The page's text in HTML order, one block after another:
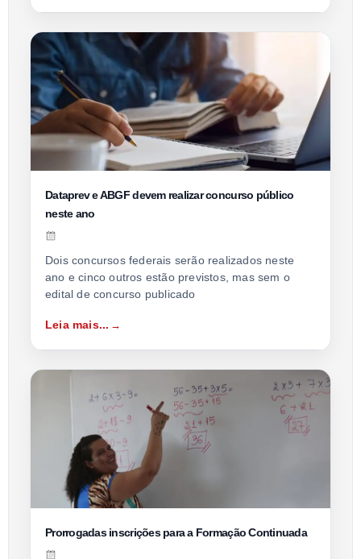
Dataprev e ABGF devem realizar concurso público
neste ano
Dois concursos federais serão realizados neste
ano e cinco outros estão previstos, mas sem o
edital de concurso publicado
Leia mais...
Prorrogadas inscrições para a Formação Continuada